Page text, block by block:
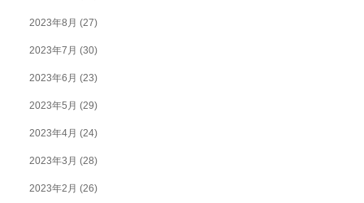
2023年8月 (27)
2023年7月 (30)
2023年6月 (23)
2023年5月 (29)
2023年4月 (24)
2023年3月 (28)
2023年2月 (26)